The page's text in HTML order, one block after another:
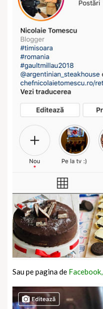
Sau pe pagina de Facebook,